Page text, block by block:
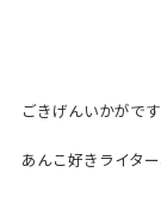
ごきげんいかがです
あんこ好きライター